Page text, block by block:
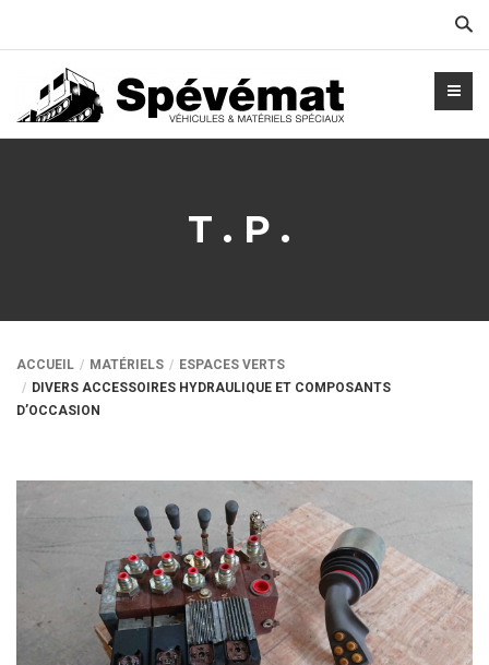
T.P.
ACCUEIL MATÉRIELS
ESPACES VERTS
DIVERS ACCESSOIRES HYDRAULIQUE ET COMPOSANTS
D’OCCASION